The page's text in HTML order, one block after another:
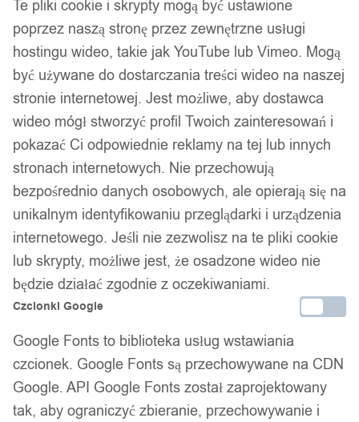
/ 6
Choker koronkowy haft
czarny naszyjnik gothic ch01
19,99zł
Darmowa dostawa od 90 zł
Dostawa w 24h
Zamówienia złożone do 14:00 wysyłamy tego samego dnia.
Te pliki cookie i skrypty mogą być ustawione
poprzez naszą stronę przez zewnętrzne usługi
hostingu wideo, takie jak YouTube lub Vimeo. Mogą
być używane do dostarczania treści wideo na naszej
stronie internetowej. Jest możliwe, aby dostawca
wideo mógł stworzyć profil Twoich zainteresowań i
pokazać Ci odpowiednie reklamy na tej lub innych
stronach internetowych. Nie przechowują
bezpośrednio danych osobowych, ale opierają się na
unikalnym identyfikowaniu przeglądarki i urządzenia
internetowego. Jeśli nie zezwolisz na te pliki cookie
lub skrypty, możliwe jest, że osadzone wideo nie
będzie działać zgodnie z oczekiwaniami.
Czcionki Google
Google Fonts to biblioteka usług wstawiania
czcionek. Google Fonts są przechowywane na CDN
Google. API Google Fonts został zaprojektowany
tak, aby ograniczyć zbieranie, przechowywanie i